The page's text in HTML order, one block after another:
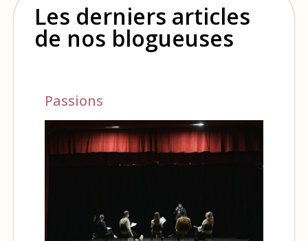
Les derniers articles
de nos blogueuses
Passions